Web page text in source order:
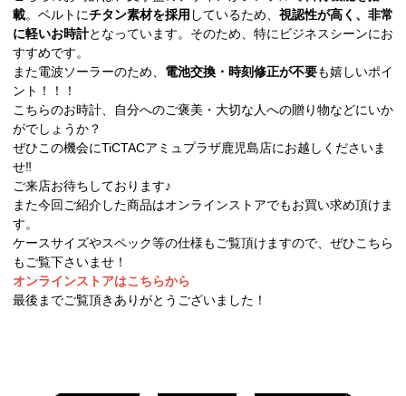
載。ベルトにチタン素材を採用 しているため、 視認性が高く、非常
に軽いお時計となっています。そのため、特にビジネスシーンにお
すすめです。
また電波ソーラーのため、 電池交換・時刻修正が不要も嬉しいポイ
ント！！！
こちらのお時計、自分へのご褒美・大切な人への贈り物などにいか
がでしょうか？
ぜひこの機会にTiCTACアミュプラザ鹿児島店にお越しくださいま
せ‼︎
ご来店お待ちしております♪
また今回ご紹介した商品はオンラインストアでもお買い求め頂けま
す。
ケースサイズやスペック等の仕様もご覧頂けますので、ぜひこちら
もご覧下さいませ！
オンラインストアはこちらから
最後までご覧頂きありがとうございました！